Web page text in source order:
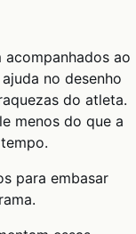
acompanhados ao
no desenho
do atleta.
menos do que a
para embasar